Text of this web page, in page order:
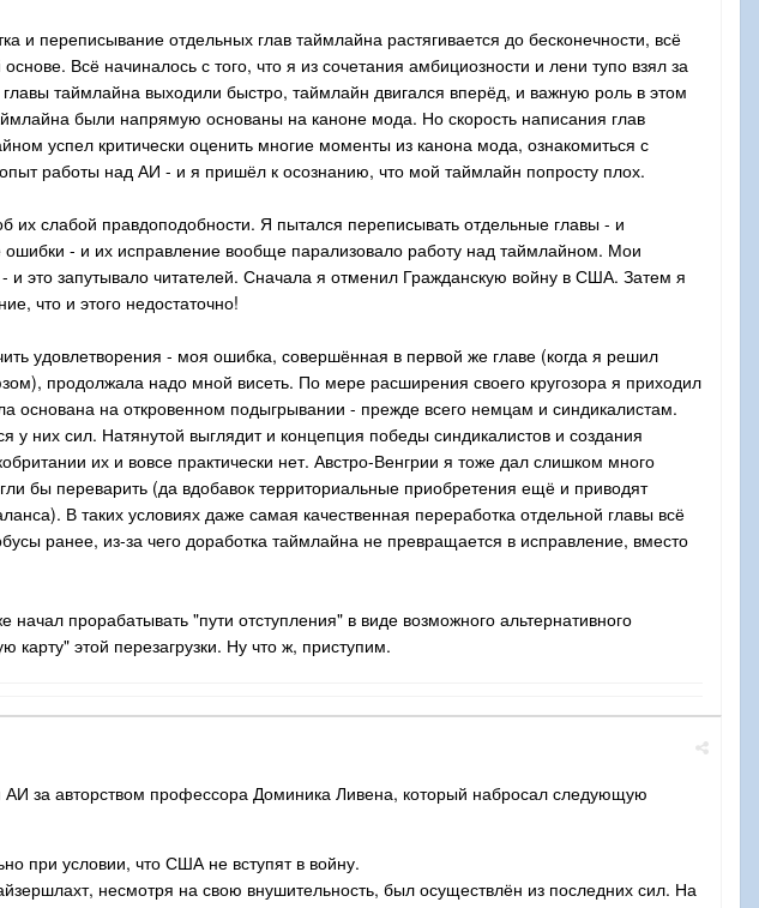
и переписывание отдельных глав таймлайна растягивается до бесконечности, всё
Всё начиналось с того, что я из сочетания амбициозности и лени тупо взял за
таймлайна выходили быстро, таймлайн двигался вперёд, и важную роль в этом
были напрямую основаны на каноне мода. Но скорость написания глав
успел критически оценить многие моменты из канона мода, ознакомиться с
работы над АИ - и я пришёл к осознанию, что мой таймлайн попросту плох.
слабой правдоподобности. Я пытался переписывать отдельные главы - и
- и их исправление вообще парализовало работу над таймлайном. Мои
и это запутывало читателей. Сначала я отменил Гражданскую войну в США. Затем я
что и этого недостаточно!
удовлетворения - моя ошибка, совершённая в первой же главе (когда я решил
продолжала надо мной висеть. По мере расширения своего кругозора я приходил
основана на откровенном подыгрывании - прежде всего немцам и синдикалистам.
них сил. Натянутой выглядит и концепция победы синдикалистов и создания
их и вовсе практически нет. Австро-Венгрии я тоже дал слишком много
бы переварить (да вдобавок территориальные приобретения ещё и приводят
В таких условиях даже самая качественная переработка отдельной главы всё
ранее, из-за чего доработка таймлайна не превращается в исправление, вместо
прорабатывать "пути отступления" в виде возможного альтернативного
этой перезагрузки. Ну что ж, приступим.
за авторством профессора Доминика Ливена, который набросал следующую
при условии, что США не вступят в войну.
несмотря на свою внушительность, был осуществлён из последних сил. На